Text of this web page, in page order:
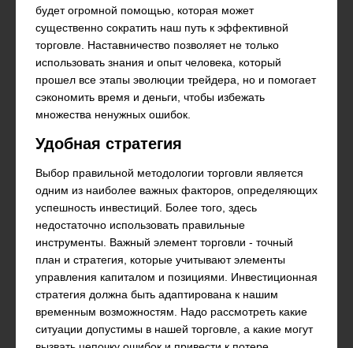
будет огромной помощью, которая может
существенно сократить наш путь к эффективной
торговле. Наставничество позволяет не только
использовать знания и опыт человека, который
прошел все этапы эволюции трейдера, но и помогает
сэкономить время и деньги, чтобы избежать
множества ненужных ошибок.
Удобная стратегия
Выбор правильной методологии торговли является
одним из наиболее важных факторов, определяющих
успешность инвестиций. Более того, здесь
недостаточно использовать правильные
инструменты. Важный элемент торговли - точный
план и стратегия, которые учитывают элементы
управления капиталом и позициями. Инвестиционная
стратегия должна быть адаптирована к нашим
временным возможностям. Надо рассмотреть какие
ситуации допустимы в нашей торговле, а какие могут